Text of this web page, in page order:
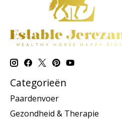
Categorieën
Paardenvoer
Gezondheid & Therapie